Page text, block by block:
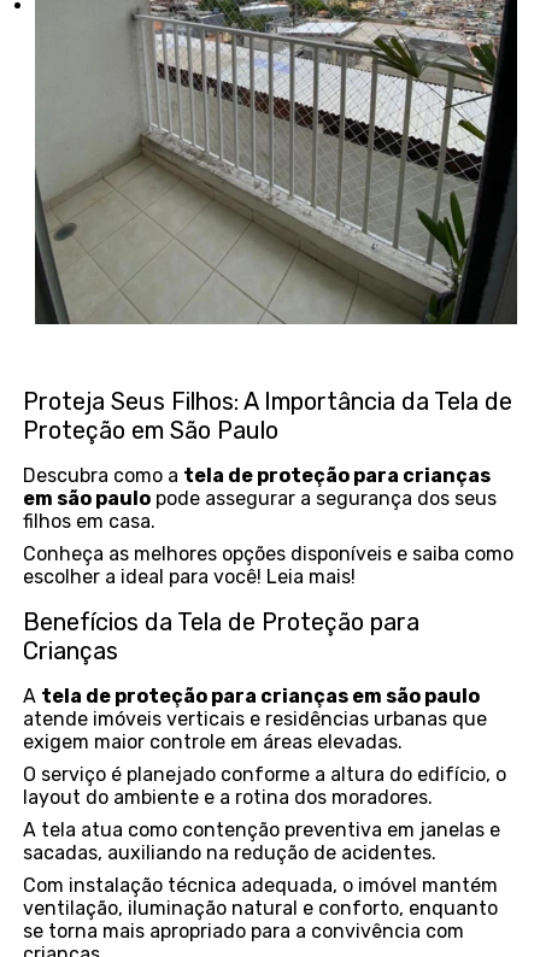
Proteja Seus Filhos: A Importância da Tela de
Proteção em São Paulo
Descubra como a tela de proteção para crianças
em são paulo pode assegurar a segurança dos seus
filhos em casa.
Conheça as melhores opções disponíveis e saiba como
escolher a ideal para você! Leia mais!
Benefícios da Tela de Proteção para
Crianças
A tela de proteção para crianças em são paulo
atende imóveis verticais e residências urbanas que
exigem maior controle em áreas elevadas.
O serviço é planejado conforme a altura do edifício, o
layout do ambiente e a rotina dos moradores.
A tela atua como contenção preventiva em janelas e
sacadas, auxiliando na redução de acidentes.
Com instalação técnica adequada, o imóvel mantém
ventilação, iluminação natural e conforto, enquanto
se torna mais apropriado para a convivência com